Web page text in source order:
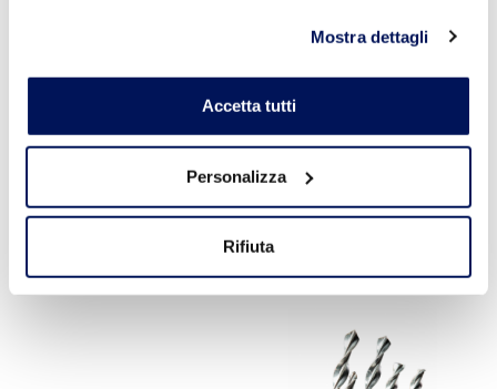
Mostra dettagli
Accetta tutti
Personalizza
Rifiuta
STEELBAR